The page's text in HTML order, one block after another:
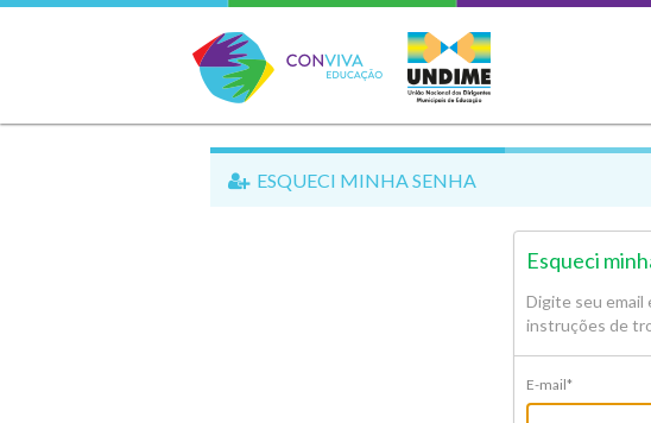
Conviva Educação
ESQUECI MINHA SENHA
Esqueci
Digite seu email
instruções de
E-mail